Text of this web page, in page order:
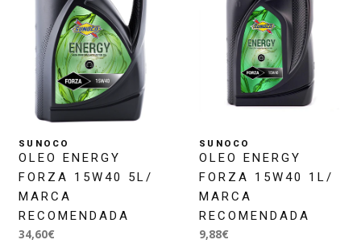
SUNOCO
OLEO ENERGY
FORZA 15W40 5L/
MARCA
RECOMENDADA
34,60€
SUNOCO
OLEO ENERGY
FORZA 15W40 1L/
MARCA
RECOMENDADA
9,88€